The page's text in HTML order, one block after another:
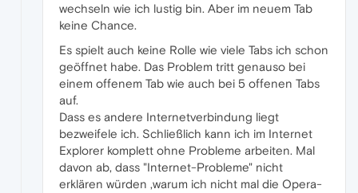
wechseln wie ich lustig bin. Aber im neuem Tab
keine Chance.
Es spielt auch keine Rolle wie viele Tabs ich schon
geöffnet habe. Das Problem tritt genauso bei
einem offenem Tab wie auch bei 5 offenen Tabs
auf.
Dass es andere Internetverbindung liegt
bezweifele ich. Schließlich kann ich im Internet
Explorer komplett ohne Probleme arbeiten. Mal
davon ab, dass "Internet-Probleme" nicht
erklären würden ,warum ich nicht mal die Opera-